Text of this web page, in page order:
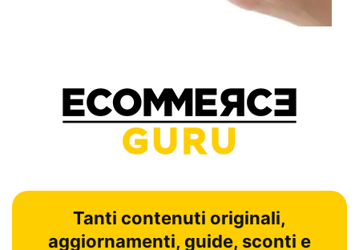
Tanti contenuti originali,
aggiornamenti, guide, sconti e